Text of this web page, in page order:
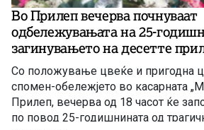
Во Прилеп вечерва почнуваат
одбележувањата на 25-
загинувањето на десетте
резервисти на АРМ кај
Со положување цвеќе и пригодна
спомен-обележјето во касарната
Прилеп, вечерва од 18 часот ќе
по повод 25-годишнината од